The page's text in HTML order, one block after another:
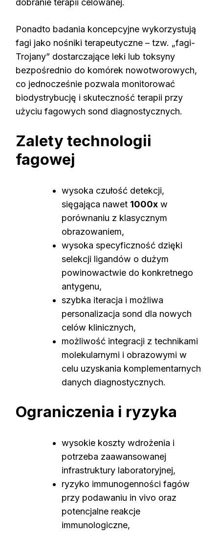
Ponadto badania koncepcyjne wykorzystują
fagi jako nośniki terapeutyczne – tzw. „fagi-
Trojany” dostarczające leki lub toksyny
bezpośrednio do komórek nowotworowych,
co jednocześnie pozwala monitorować
biodystrybucję i skuteczność terapii przy
użyciu fagowych sond diagnostycznych.
Zalety technologii
fagowej
wysoka czułość detekcji,
sięgająca nawet 1000x w
porównaniu z klasycznym
obrazowaniem,
wysoka specyficzność dzięki
selekcji ligandów o dużym
powinowactwie do konkretnego
antygenu,
szybka iteracja i możliwa
personalizacja sond dla nowych
celów klinicznych,
możliwość integracji z technikami
molekularnymi i obrazowymi w
celu uzyskania komplementarnych
danych diagnostycznych.
Ograniczenia i ryzyka
wysokie koszty wdrożenia i
potrzeba zaawansowanej
infrastruktury laboratoryjnej,
ryzyko immunogenności fagów
przy podawaniu in vivo oraz
potencjalne reakcje
immunologiczne,